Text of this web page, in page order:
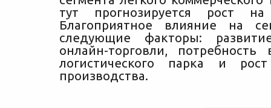
тут прогнозируется рост
Благоприятное влияние на
следующие факторы:
онлайн-торговли,
логистического парка и рост
производства.